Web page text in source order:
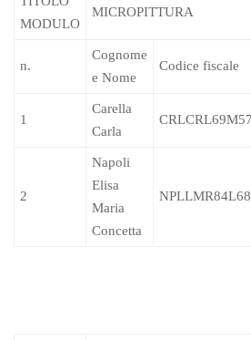
MODULO
MICROPITTURA
n.
Cognome
e Nome
Codice fiscale
1
Carella
Carla
2
Napoli
Elisa
Maria
Concetta